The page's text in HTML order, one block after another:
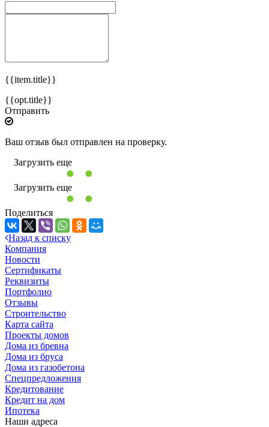
{{item.title}}
{{opt.title}}
Отправить
Ваш отзыв был отправлен на проверку.
Загрузить еще
Загрузить еще
Поделиться
Назад к списку
Компания
Новости
Сертификаты
Реквизиты
Портфолио
Отзывы
Строительство
Карта сайта
Проекты домов
Дома из бревна
Дома из бруса
Дома из газобетона
Спецпредложения
Кредитование
Кредит на дом
Ипотека
Наши адреса